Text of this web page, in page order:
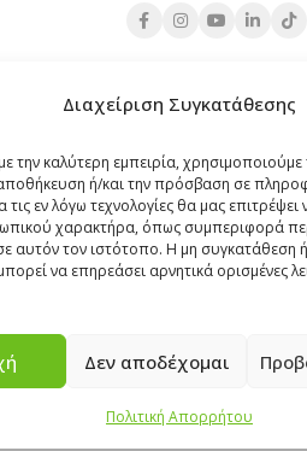
Διαχείριση Συγκατάθεσης
την καλύτερη εμπειρία, χρησιμοποιούμε
ή/και την πρόσβαση σε
τις εν λόγω τεχνολογίες θα μας
χαρακτήρα, όπως συμπεριφορά
αυτόν τον ιστότοπο. Η μη συγκατάθεση
να επηρεάσει αρνητικά ορισμένες
Δεν αποδέχομαι
Πολιτική Απορρήτου
84400
Υποκατάστημα
Έξω Γωνία,
22860 22322